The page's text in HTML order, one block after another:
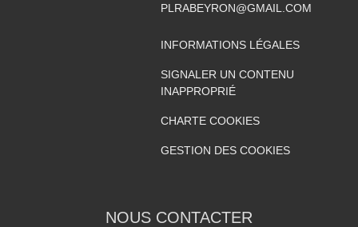
PLRABEYRON@GMAIL.COM
INFORMATIONS LÉGALES
SIGNALER UN CONTENU
INAPPROPRIÉ
CHARTE COOKIES
GESTION DES COOKIES
NOUS CONTACTER